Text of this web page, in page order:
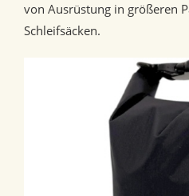
von Ausrüstung in größeren
Schleifsäcken.